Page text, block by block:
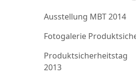
Ausstellung MBT 2014
Fotogalerie
Produktsicherheitstag
2013